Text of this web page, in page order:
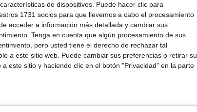
de dispositivos. Puede hacer clic para
1731 socios para que llevemos a cabo el procesamiento
acceder a información más detallada y cambiar sus
Tenga en cuenta que algún procesamiento de sus
pero usted tiene el derecho de rechazar tal
a este sitio web. Puede cambiar sus preferencias o retirar su
este sitio y haciendo clic en el botón "Privacidad" en la parte
la maquinaria en acción para